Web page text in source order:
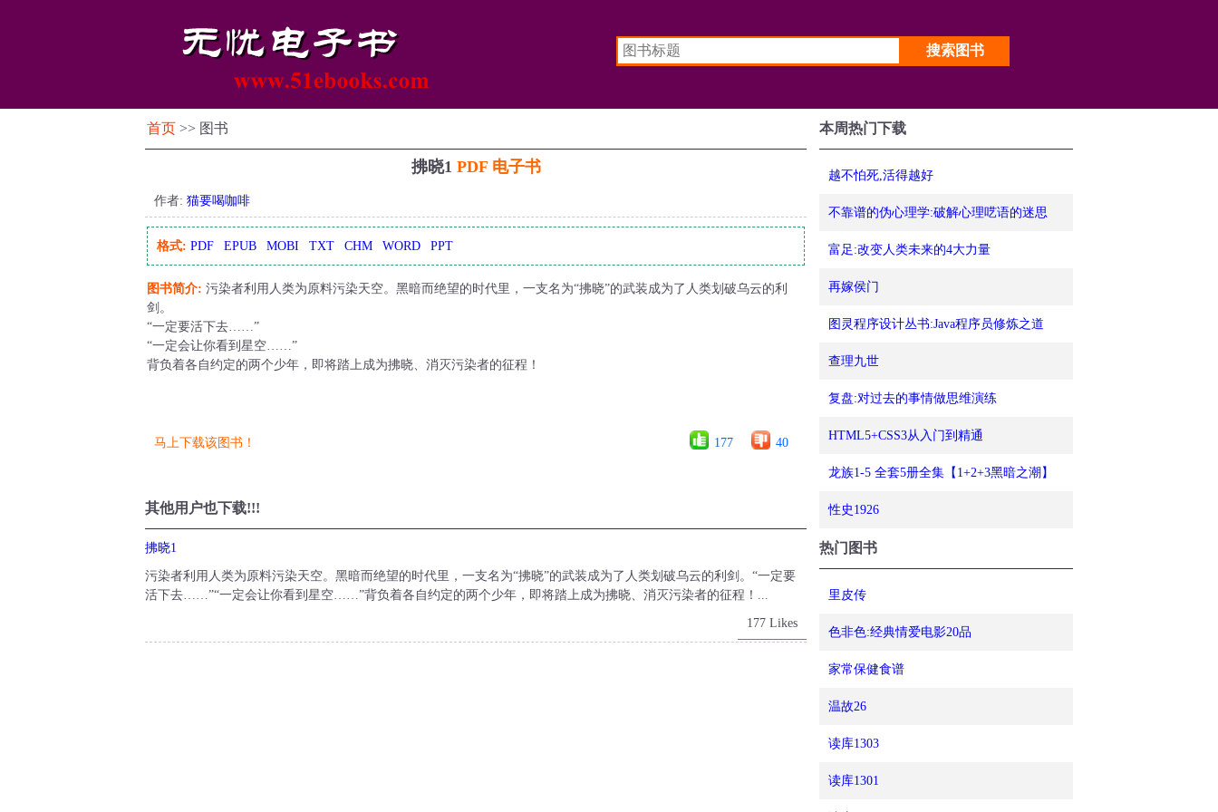
首页 >> 图书
拂晓1 PDF 电子书
作者: 猫要喝咖啡
格式: PDF EPUB MOBI TXT CHM WORD PPT
图书简介: 污染者利用人类为原料污染天空。黑暗而绝望的时代里，一支名为“拂晓”的武装成为了人类划破乌云的利
剑。
“一定要活下去……”
“一定会让你看到星空……”
背负着各自约定的两个少年，即将踏上成为拂晓、消灭污染者的征程！
马上下载该图书！ 177 40
其他用户也下载!!!
拂晓1
污染者利用人类为原料污染天空。黑暗而绝望的时代里，一支名为“拂晓”的武装成为了人类划破乌云的利剑。“一定要
活下去……”“一定会让你看到星空……”背负着各自约定的两个少年，即将踏上成为拂晓、消灭污染者的征程！...
177 Likes
本周热门下载
越不怕死,活得越好
不靠谱的伪心理学:破解心理呓语的迷思
富足:改变人类未来的4大力量
再嫁侯门
图灵程序设计丛书:Java程序员修炼之道
查理九世
复盘:对过去的事情做思维演练
HTML5+CSS3从入门到精通
龙族1-5 全套5册全集【1+2+3黑暗之潮】
性史1926
热门图书
里皮传
色非色:经典情爱电影20品
家常保健食谱
温故26
读库1303
读库1301